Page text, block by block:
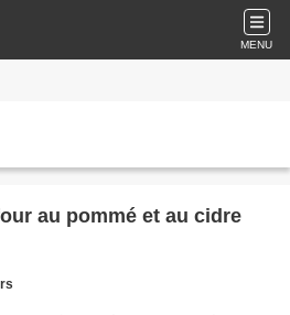
MENU
au pommé et au cidre